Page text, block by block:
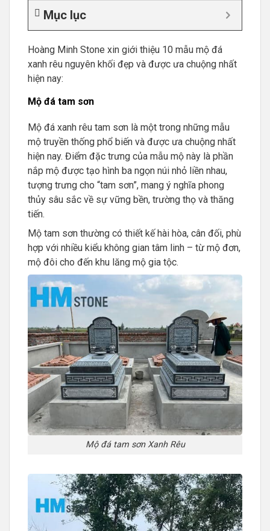
Mục lục
Hoàng Minh Stone xin giới thiệu 10 mẫu mộ đá
xanh rêu nguyên khối đẹp và được ưa chuộng nhất
hiện nay:
Mộ đá tam sơn
Mộ đá xanh rêu tam sơn là một trong những mẫu
mộ truyền thống phổ biến và được ưa chuộng nhất
hiện nay. Điểm đặc trưng của mẫu mộ này là phần
nắp mộ được tạo hình ba ngọn núi nhỏ liền nhau,
tượng trưng cho “tam sơn”, mang ý nghĩa phong
thủy sâu sắc về sự vững bền, trường thọ và thăng
tiến.
Mộ tam sơn thường có thiết kế hài hòa, cân đối, phù
hợp với nhiều kiểu không gian tâm linh – từ mộ đơn,
mộ đôi cho đến khu lăng mộ gia tộc.
Mộ đá tam sơn Xanh Rêu